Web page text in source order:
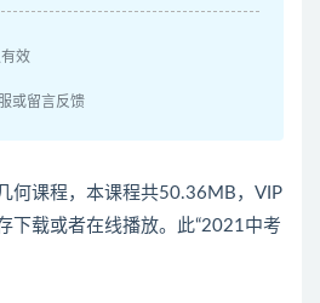
效
或留言反馈
何课程，本课程共50.36MB，VIP
下载或者在线播放。此“2021中考